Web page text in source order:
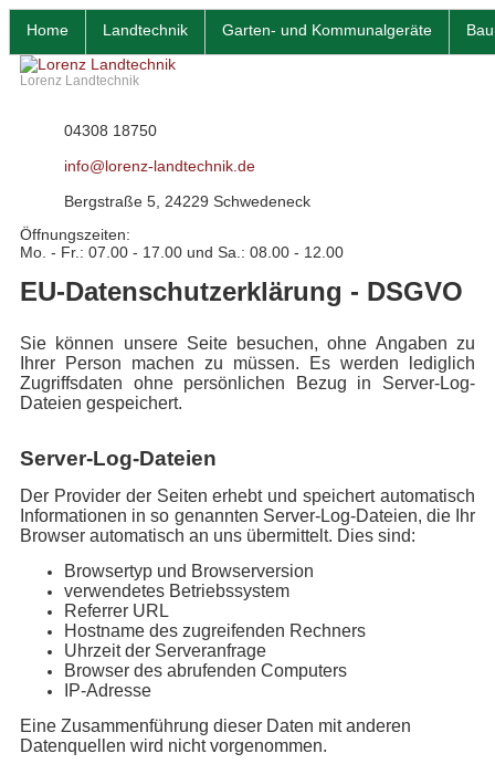
Home Landtechnik Garten- und Kommunalgeräte
Lorenz Landtechnik
04308 18750
info@lorenz-landtechnik.de
Bergstraße 5, 24229 Schwedeneck
Öffnungszeiten:
Mo. - Fr.: 07.00 - 17.00 und Sa.: 08.00 - 12.00
EU-Datenschutzerklärung - DSGVO
Sie können unsere Seite besuchen, ohne Angaben zu
Ihrer Person machen zu müssen. Es werden lediglich
Zugriffsdaten ohne persönlichen Bezug in Server-Log-
Dateien gespeichert.
Server-Log-Dateien
Der Provider der Seiten erhebt und speichert automatisch
Informationen in so genannten Server-Log-Dateien, die Ihr
Browser automatisch an uns übermittelt. Dies sind:
Browsertyp und Browserversion
verwendetes Betriebssystem
Referrer URL
Hostname des zugreifenden Rechners
Uhrzeit der Serveranfrage
Browser des abrufenden Computers
IP-Adresse
Eine Zusammenführung dieser Daten mit anderen
Datenquellen wird nicht vorgenommen.